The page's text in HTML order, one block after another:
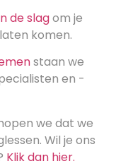
de slagom je
komen.
staan we
en -
we dat we
Wil je ons
Klik dan hier.